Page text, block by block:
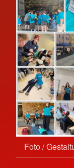
Foto /